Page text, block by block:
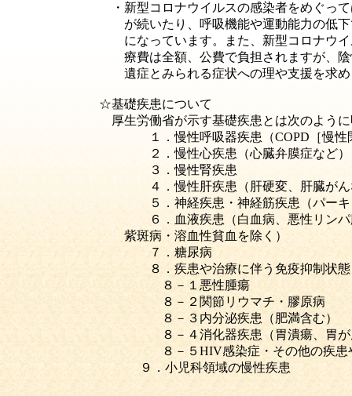
・新型コロナウイルスの感染者をめぐっ
が続いたり、呼吸機能や運動能力の低下で日常
になっています。また、新型コロナウイルス感
療費は全額、公費で負担されますが、陰性にな
遺症とみられる症状への理や支援を求める声
☆基礎疾患について
厚生労働省が示す基礎疾患とは次のように明
１．慢性呼吸器疾患（COPD［慢
２．慢性心疾患（心臓弁膜症など
３．慢性腎疾患
４．慢性肝疾患（肝硬変、肝臓が
５．神経疾患・神経筋疾患（パー
６．血液疾患（白血病、悪性リン
紫斑病・溶血性貧血を除く）
７．糖尿病
８．疾患や治療に伴う免疫抑制状態
８－１悪性腫瘍
８－２関節リウマチ・膠原病
８－３内分泌疾患（肥満含む）
８－４消化器疾患（胃潰瘍、胃
８－５HIV感染症・その他の疾
９．小児科領域の慢性疾患